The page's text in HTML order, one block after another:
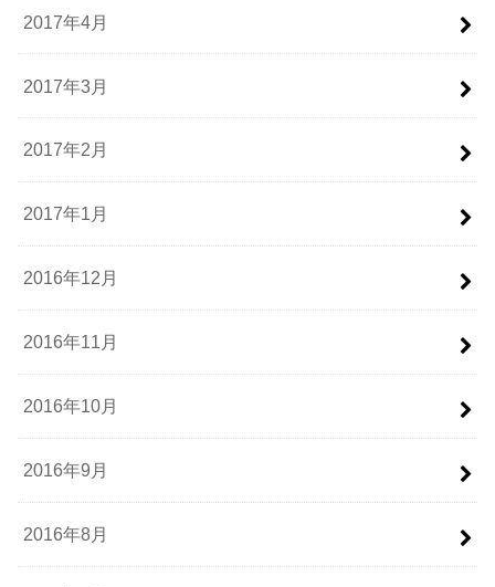
2017年4月
2017年3月
2017年2月
2017年1月
2016年12月
2016年11月
2016年10月
2016年9月
2016年8月